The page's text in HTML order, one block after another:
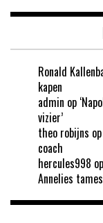
Ronald
kapen
admin op
vizier’
theo robijns op
coach
hercules998 op
Annelies tames